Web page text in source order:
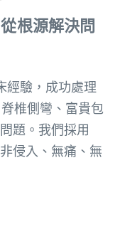
根源解決問
經驗，成功處理
椎側彎、富貴包
題。我們採用
侵入、無痛、無